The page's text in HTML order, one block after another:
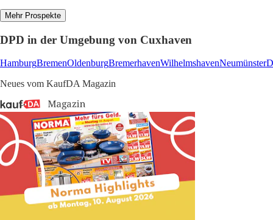
Mehr Prospekte
DPD in der Umgebung von Cuxhaven
HamburgBremenOldenburgBremerhavenWilhelmshavenNeumünster
Neues vom KaufDA Magazin